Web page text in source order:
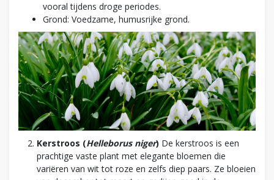
vooral tijdens droge periodes.
Grond: Voedzame, humusrijke grond.
Kerstroos (Helleborus niger) De kerstroos is een
prachtige vaste plant met elegante bloemen die
variëren van wit tot roze en zelfs diep paars. Ze bloeien